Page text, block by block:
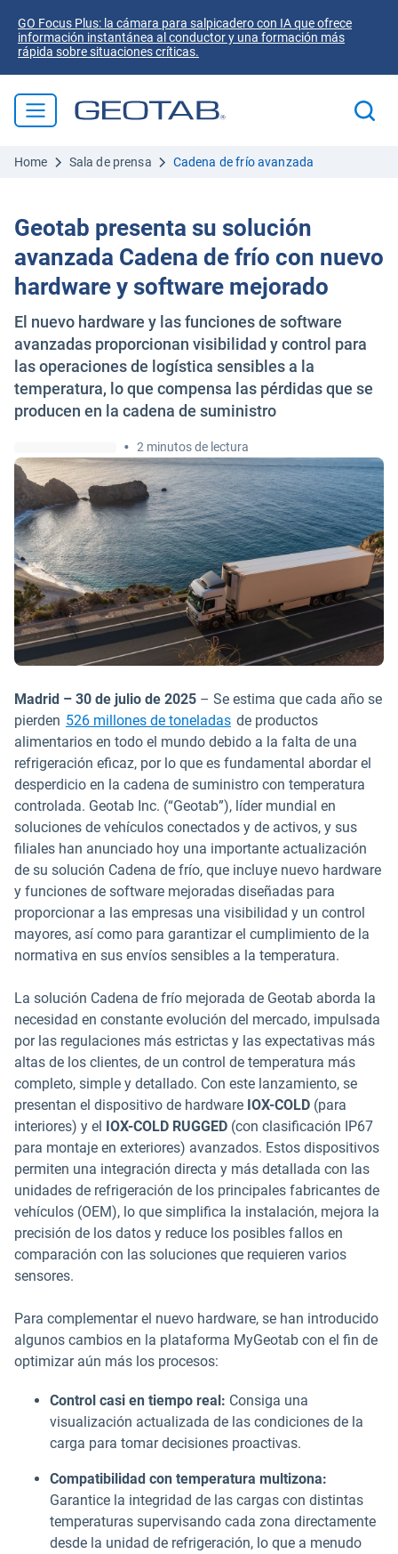
GO Focus Plus: la cámara para salpicadero con IA que ofrece
información instantánea al conductor y una formación más
rápida sobre situaciones críticas.
Home Sala de prensa Cadena de frío avanzada
Geotab presenta su solución
avanzada Cadena de frío con nuevo
hardware y software mejorado
El nuevo hardware y las funciones de software
avanzadas proporcionan visibilidad y control para
las operaciones de logística sensibles a la
temperatura, lo que compensa las pérdidas que se
producen en la cadena de suministro
• 2 minutos de lectura
Madrid – 30 de julio de 2025 – Se estima que cada año se
pierden 526 millones de toneladasAbrir en una nueva
de productos
alimentarios en todo el mundo debido a la falta de una
refrigeración eficaz, por lo que es fundamental abordar el
desperdicio en la cadena de suministro con temperatura
controlada. Geotab Inc. (“Geotab”), líder mundial en
soluciones de vehículos conectados y de activos, y sus
filiales han anunciado hoy una importante actualización
de su solución Cadena de frío, que incluye nuevo hardware
y funciones de software mejoradas diseñadas para
proporcionar a las empresas una visibilidad y un control
mayores, así como para garantizar el cumplimiento de la
normativa en sus envíos sensibles a la temperatura.
La solución Cadena de frío mejorada de Geotab aborda la
necesidad en constante evolución del mercado, impulsada
por las regulaciones más estrictas y las expectativas más
altas de los clientes, de un control de temperatura más
completo, simple y detallado. Con este lanzamiento, se
presentan el dispositivo de hardware IOX-COLD (para
interiores) y el IOX-COLD RUGGED (con clasificación IP67
para montaje en exteriores) avanzados. Estos dispositivos
permiten una integración directa y más detallada con las
unidades de refrigeración de los principales fabricantes de
vehículos (OEM), lo que simplifica la instalación, mejora la
precisión de los datos y reduce los posibles fallos en
comparación con las soluciones que requieren varios
sensores.
Para complementar el nuevo hardware, se han introducido
algunos cambios en la plataforma MyGeotab con el fin de
optimizar aún más los procesos:
Control casi en tiempo real: Consiga una
visualización actualizada de las condiciones de la
carga para tomar decisiones proactivas.
Compatibilidad con temperatura multizona:
Garantice la integridad de las cargas con distintas
temperaturas supervisando cada zona directamente
desde la unidad de refrigeración, lo que a menudo